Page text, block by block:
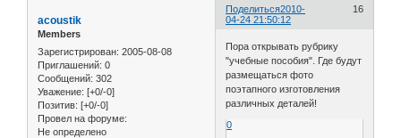
Поделиться 16
2010-
04-24 21:50:12
acoustik
Members
Зарегистрирован: 2005-08-08
Приглашений: 0
Сообщений: 302
Уважение: [+0/-0]
Позитив: [+0/-0]
Провел на форуме:
Не определено
Пора открывать рубрику
"учебные пособия". Где будут
размещаться фото
поэтапного изготовления
различных деталей!
0